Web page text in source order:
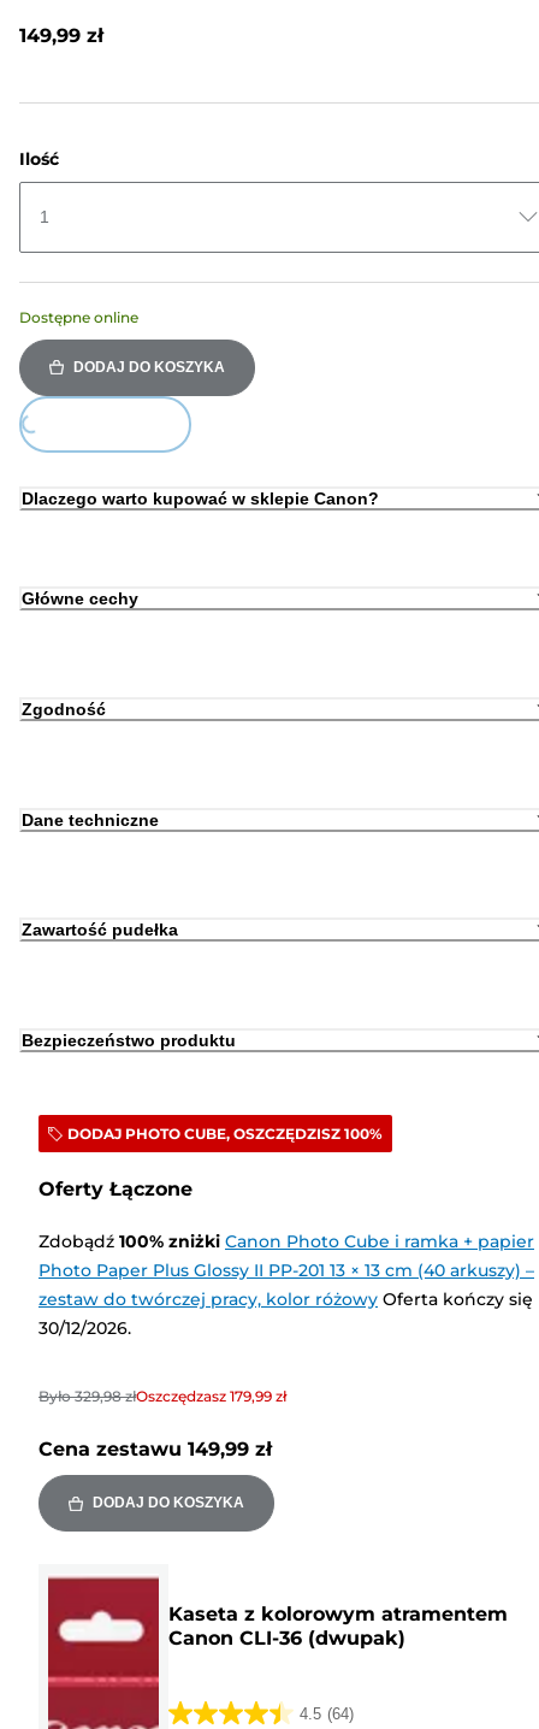
149,99 zł
Ilość
1
Dostępne online
DODAJ DO KOSZYKA
Loading...
Dlaczego warto kupować w sklepie Canon?
Główne cechy
Zgodność
Dane techniczne
Zawartość pudełka
Bezpieczeństwo produktu
DODAJ PHOTO CUBE, OSZCZĘDZISZ 100%
Oferty Łączone
Zdobądź 100% zniżki Canon Photo Cube i ramka + papier
Photo Paper Plus Glossy II PP-201 13 × 13 cm (40 arkuszy) –
zestaw do twórczej pracy, kolor różowy Oferta kończy się
30/12/2026.
Było329,98 złOszczędzasz 179,99 zł
Cena zestawu 149,99 zł
DODAJ DO KOSZYKA
Kaseta z kolorowym atramentem
Canon CLI-36 (dwupak)
4.5 (64)